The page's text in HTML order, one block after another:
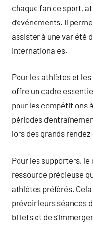
chaque fan de sport,
d’événements. Il
assister à une variété
internationales.
Pour les athlètes et
offre un cadre
pour les compétitions
périodes
lors des grands
Pour les supporters,
ressource précieuse
athlètes préférés.
prévoir leurs séances
billets et de